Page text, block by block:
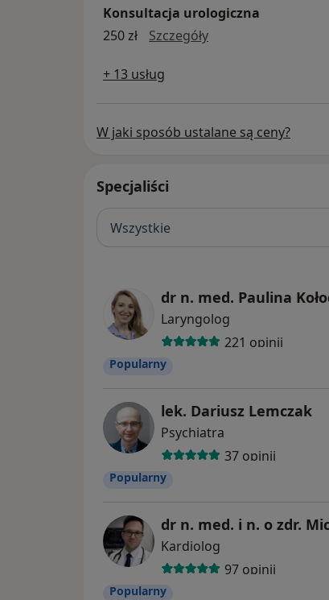
Konsultacja urologiczna
250 zł
Szczegółykonsultacja
+ 13 usług
W jaki sposób ustalane są ceny?
Specjaliści
Wszystkie
dr n. med. Paulina
Laryngolog
221 opinii
Popularny
lek. Dariusz Lemczak
Psychiatra
37 opinii
Popularny
dr n. med. i n. o zdr.
Kardiolog
97 opinii
Popularny